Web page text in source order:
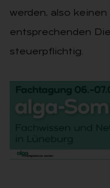
werden, also
entsprechenden
steuerpflichtig.